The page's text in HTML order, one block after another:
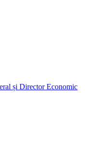
și Director Economic